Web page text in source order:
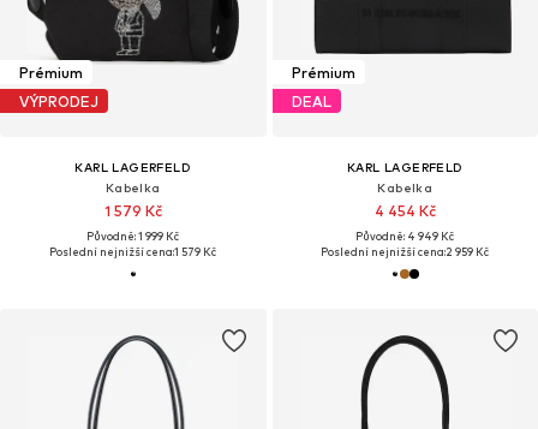
Prémium
VÝPRODEJ
KARL LAGERFELD
Kabelka
1 579 Kč
Původně: 1 999 Kč
Poslední nejnižší cena:1 579 Kč
Prémium
DEAL
KARL LAGERFELD
Kabelka
4 454 Kč
Původně: 4 949 Kč
Poslední nejnižší cena:2 959 Kč